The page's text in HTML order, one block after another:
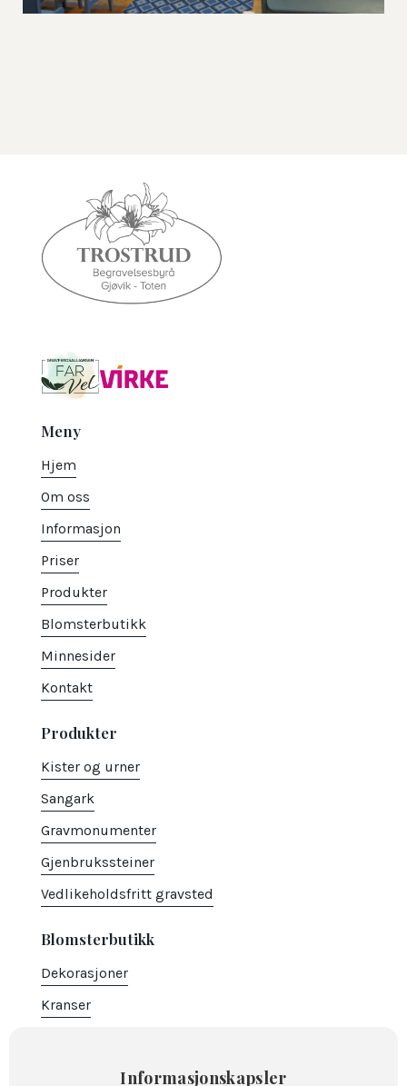
Informasjonskapsler
Meny
Hjem
Om oss
Informasjon
Priser
Produkter
Blomsterbutikk
Minnesider
Kontakt
Produkter
Kister og urner
Sangark
Gravmonumenter
Gjenbrukssteiner
Vedlikeholdsfritt gravsted
Blomsterbutikk
Dekorasjoner
Kranser